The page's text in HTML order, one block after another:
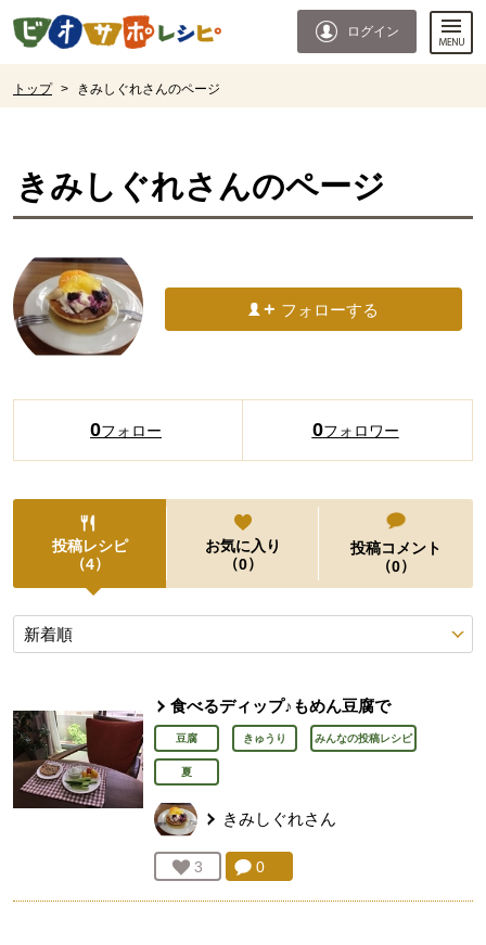
ページの先頭です。
ログイン
トップ > きみしぐれさんのページ
きみしぐれさんのページ
フォローする
0フォロー 0フォロワー
投稿レシピ
（4）
お気に入り
（0）
投稿コメント
（0）
投稿レシピ
食べるディップ♪もめん豆腐で
豆腐 きゅうり みんなの投稿レシピ
夏
きみしぐれさん
お気に入り登録：
3 人が登録コメント：
0